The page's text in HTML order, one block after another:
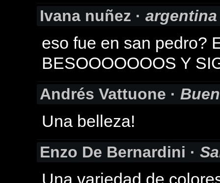
Ivana nuñez ·
eso fue en san pedro?
BESOOOOOOOS Y
Andrés Vattuone ·
Una belleza!
Enzo De Bernardini ·
Una variedad de